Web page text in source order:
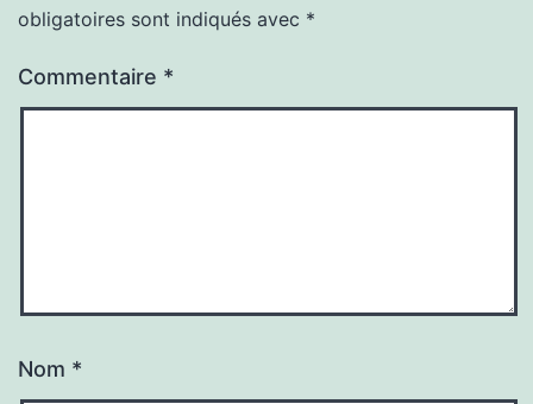
obligatoires sont indiqués avec *
Commentaire *
Nom *